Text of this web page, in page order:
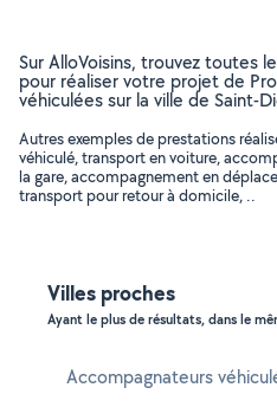
Sur AlloVoisins, trouvez toutes
pour réaliser votre projet de
véhiculées sur la ville de Saint-
Autres exemples de prestations
véhiculé, transport en voiture,
la gare, accompagnement en
transport pour retour à domicile, ..
Villes proches
Ayant le plus de résultats, dans le
Accompagnateurs